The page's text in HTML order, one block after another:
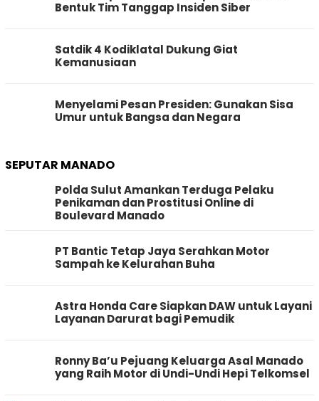
Bentuk Tim Tanggap Insiden Siber
Satdik 4 Kodiklatal Dukung Giat
Kemanusiaan
Menyelami Pesan Presiden: Gunakan Sisa
Umur untuk Bangsa dan Negara
SEPUTAR MANADO
Polda Sulut Amankan Terduga Pelaku
Penikaman dan Prostitusi Online di
Boulevard Manado
PT Bantic Tetap Jaya Serahkan Motor
Sampah ke Kelurahan Buha
Astra Honda Care Siapkan DAW untuk Layani
Layanan Darurat bagi Pemudik
Ronny Ba’u Pejuang Keluarga Asal Manado
yang Raih Motor di Undi-Undi Hepi Telkomsel